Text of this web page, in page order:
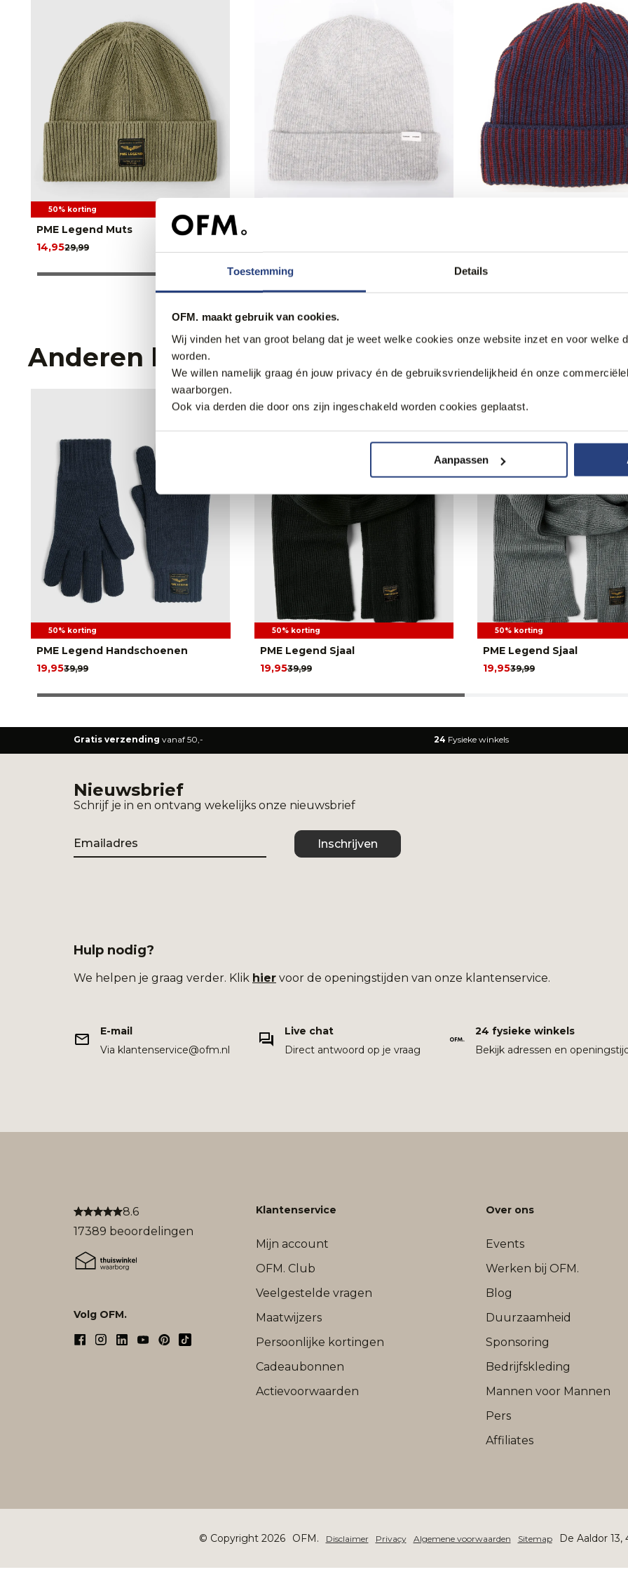
Toestemming Details
OFM. maakt gebruik van cookies.
Wij vinden het van groot belang dat je weet welke cookies onze website inzet en voor welke
worden.
We willen namelijk graag én jouw privacy én de gebruiksvriendelijkheid én onze
waarborgen.
Ook via derden die door ons zijn ingeschakeld worden cookies geplaatst.
Aanpassen
50% korting
PME Legend Muts
29,99
14,95
Anderen bekeken ook
50% korting
PME Legend Handschoenen
39,99
19,95
50% korting
PME Legend Sjaal
39,99
19,95
50% korting
PME Legend Sjaal
39,99
19,95
Gratis verzending vanaf 50,- 24 Fysieke winkels
Nieuwsbrief
Schrijf je in en ontvang wekelijks onze nieuwsbrief
Email
Inschrijven
Hulp nodig?
We helpen je graag verder. Klik hier voor de openingstijden van onze klantenservice.
E-mail
Via klantenservice@ofm.nl
Live chat
Direct antwoord op je vraag
24 fysieke winkels
Bekijk adressen en
8.6
17389 beoordelingen
Volg OFM.
Klantenservice
Mijn account
OFM. Club
Veelgestelde vragen
Maatwijzers
Persoonlijke kortingen
Cadeaubonnen
Actievoorwaarden
Over ons
Events
Werken bij OFM.
Blog
Duurzaamheid
Sponsoring
Bedrijfskleding
Mannen voor Mannen
Pers
Affiliates
© Copyright 2026 OFM. Disclaimer Privacy Algemene voorwaarden Sitemap De Aaldor 13,